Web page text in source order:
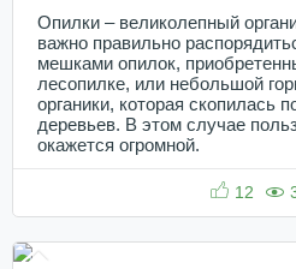
Опилки – великолепный
важно правильно
мешками опилок,
лесопилке, или небольшой
органики, которая скопилась
деревьев. В этом случае
окажется огромной.
12